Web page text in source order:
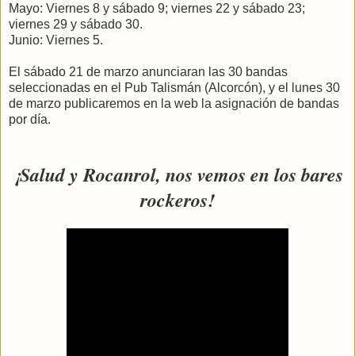
Mayo: Viernes 8 y sábado 9; viernes 22 y sábado 23;
viernes 29 y sábado 30.
Junio: Viernes 5.
El sábado 21 de marzo anunciaran las 30 bandas
seleccionadas en el Pub Talismán (Alcorcón), y el lunes 30
de marzo publicaremos en la web la asignación de bandas
por día.
¡Salud y Rocanrol, nos vemos en los bares
rockeros!